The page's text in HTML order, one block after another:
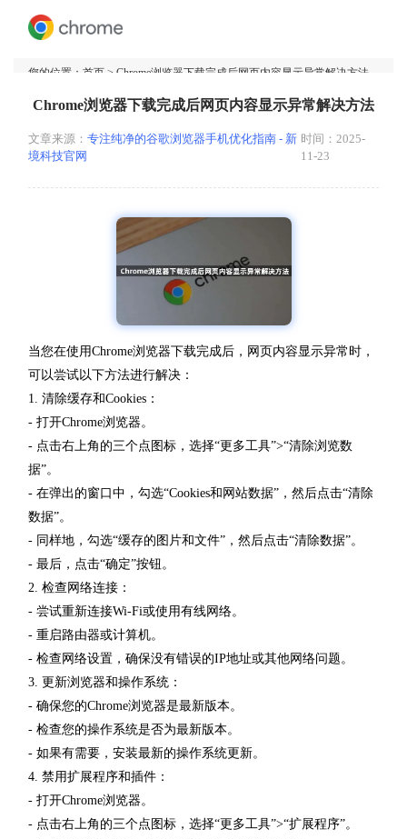
您的位置： 首页 > Chrome浏览器下载完成后网页内容显示异常解决方法
Chrome浏览器下载完成后网页内容显示异常解决方法
文章来源： 专注纯净的谷歌浏览器手机优化指南 - 新
境科技官网
时间：2025-
11-23
当您在使用Chrome浏览器下载完成后，网页内容显示异常时，
可以尝试以下方法进行解决：
1. 清除缓存和Cookies：
- 打开Chrome浏览器。
- 点击右上角的三个点图标，选择“更多工具”>“清除浏览数
据”。
- 在弹出的窗口中，勾选“Cookies和网站数据”，然后点击“清除
数据”。
- 同样地，勾选“缓存的图片和文件”，然后点击“清除数据”。
- 最后，点击“确定”按钮。
2. 检查网络连接：
- 尝试重新连接Wi-Fi或使用有线网络。
- 重启路由器或计算机。
- 检查网络设置，确保没有错误的IP地址或其他网络问题。
3. 更新浏览器和操作系统：
- 确保您的Chrome浏览器是最新版本。
- 检查您的操作系统是否为最新版本。
- 如果有需要，安装最新的操作系统更新。
4. 禁用扩展程序和插件：
- 打开Chrome浏览器。
- 点击右上角的三个点图标，选择“更多工具”>“扩展程序”。